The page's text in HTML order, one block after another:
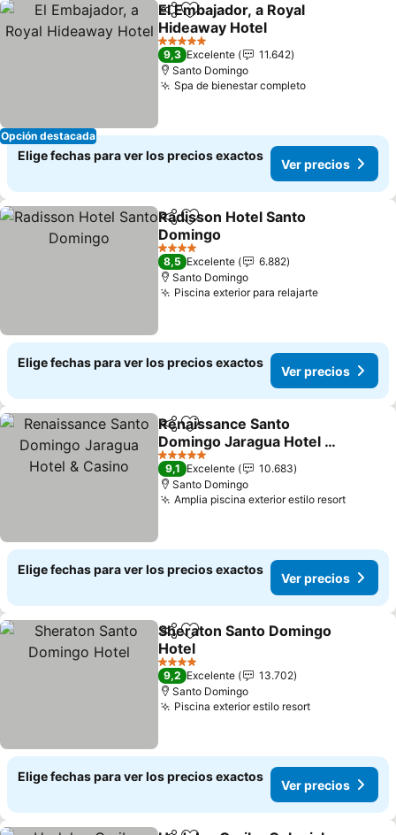
Opción destacada
CompartirAgregar a favoritos
El Embajador, a Royal
Hideaway Hotel
5 Estrellas
9,3 Excelente
11.642
Santo Domingo
Spa de bienestar completo
Elige fechas para ver los precios exactos
Ver precios
CompartirAgregar a favoritos
Radisson Hotel Santo
Domingo
4 Estrellas
8,5 Excelente
6.882
Santo Domingo
Piscina exterior para relajarte
Elige fechas para ver los precios exactos
Ver precios
CompartirAgregar a favoritos
Renaissance Santo
Domingo Jaragua Hotel &
Casino
5 Estrellas
9,1 Excelente
10.683
Santo Domingo
Amplia piscina exterior estilo resort
Elige fechas para ver los precios exactos
Ver precios
CompartirAgregar a favoritos
Sheraton Santo Domingo
Hotel
4 Estrellas
9,2 Excelente
13.702
Santo Domingo
Piscina exterior estilo resort
Elige fechas para ver los precios exactos
Ver precios